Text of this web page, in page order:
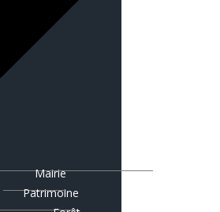
Mairie
Patrimoine